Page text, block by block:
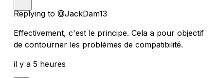
Replying to @JackDam13
Effectivement, c'est le principe. Cela a pour objectif
de contourner les problèmes de compatibilité.
il y a 5 heures